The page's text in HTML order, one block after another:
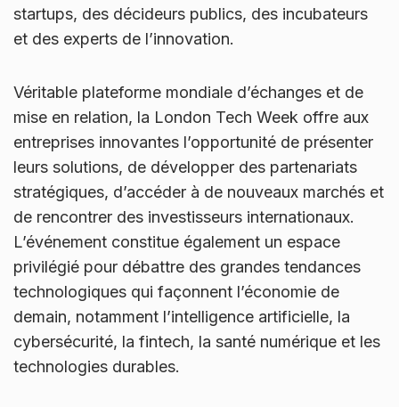
startups, des décideurs publics, des incubateurs
et des experts de l’innovation.
Véritable plateforme mondiale d’échanges et de
mise en relation, la London Tech Week offre aux
entreprises innovantes l’opportunité de présenter
leurs solutions, de développer des partenariats
stratégiques, d’accéder à de nouveaux marchés et
de rencontrer des investisseurs internationaux.
L’événement constitue également un espace
privilégié pour débattre des grandes tendances
technologiques qui façonnent l’économie de
demain, notamment l’intelligence artificielle, la
cybersécurité, la fintech, la santé numérique et les
technologies durables.